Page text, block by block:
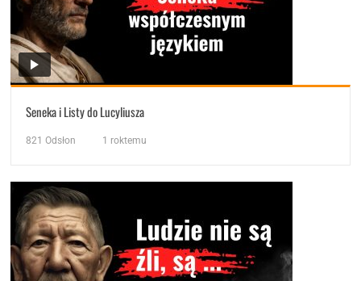
Seneka i Listy do Lucyliusza
821 Odsłon 1 roktemu